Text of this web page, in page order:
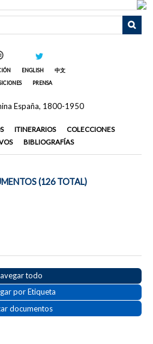
ENGLISH
中文
PRENSA
ITINERARIOS
COLECCIONES
BIBLIOGRAFÍAS
(126 TOTAL)
todo
por Etiqueta
documentos